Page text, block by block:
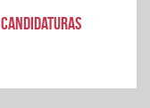
candidaturas